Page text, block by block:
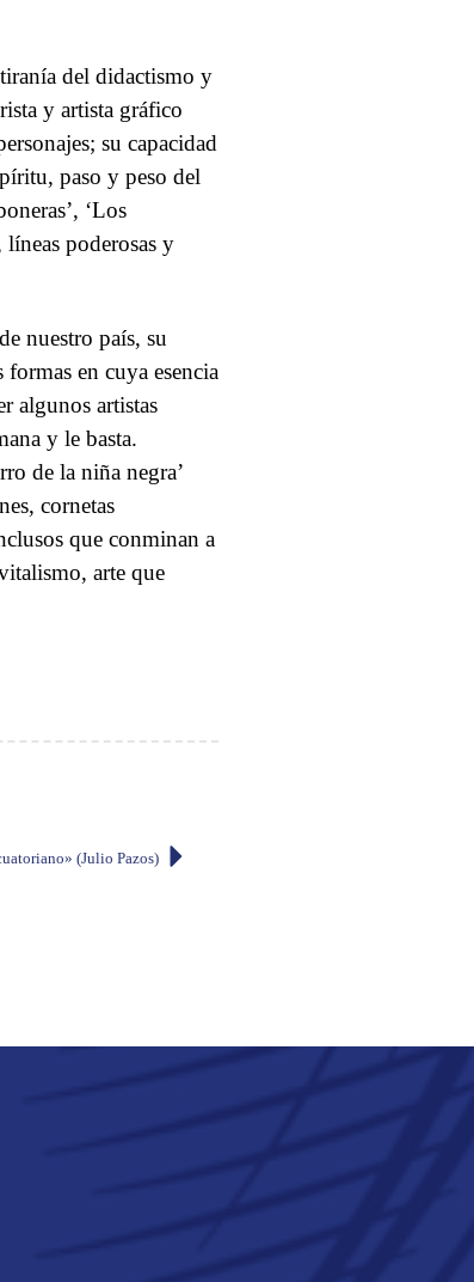
del didactismo y
y artista gráfico
su capacidad
paso y peso del
‘Los
líneas poderosas y
nuestro país, su
en cuya esencia
algunos artistas
y le basta.
de la niña negra’
cornetas
que conminan a
arte que
(Julio Pazos)